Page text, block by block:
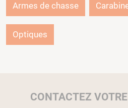
Armes de chasse
Optiques
CONTACTEZ